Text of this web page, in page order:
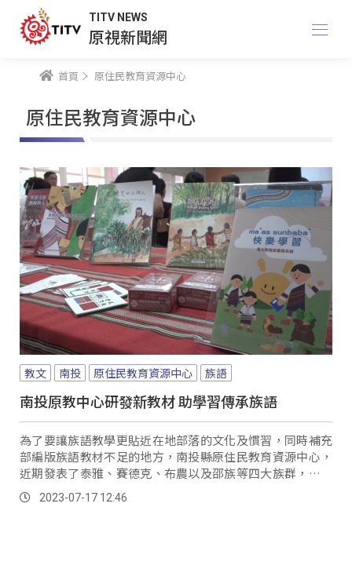
TITV NEWS
原視新聞網
首頁 原住民教育資源中心
原住民教育資源中心
教文 南投 原住民教育資源中心 族語
南投原教中心研發新教材 助學習傳承族語
為了要讓族語教學更貼近在地部落的文化及慣習，同時補充
部編版族語教材不足的地方，南投縣原住民教育資源中心，
近期發表了泰雅、賽德克、布農以及邵族等四大族群，新編
的族語補充教材。
2023-07-17 12:46